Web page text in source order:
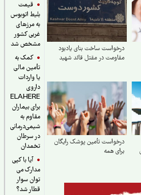
قیمت
بلیط اتوبوس
به مرزهای
غربی کشور
مشخص شد
کمک به
تأمین مالی
یا واردات
داروی
ELAHERE
برای بیماران
مقاوم به
شیمی‌درمانی
در سرطان
تخمدان
آیا با کپی
مدارک می
توان سوار
قطار شد؟
درخواست ساخت بنای یادبود
مقاومت در مقتل قائد شهید
درخواست تأمین پوشک رایگان
برای همه